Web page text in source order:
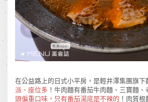
在公益路上的日式小平房，是輕井澤集團旗下
派、座位多 ！牛肉麵有番茄牛肉麵、三寶麵、
頭偏重口味，只有番茄湯底是不辣的 ！肉質